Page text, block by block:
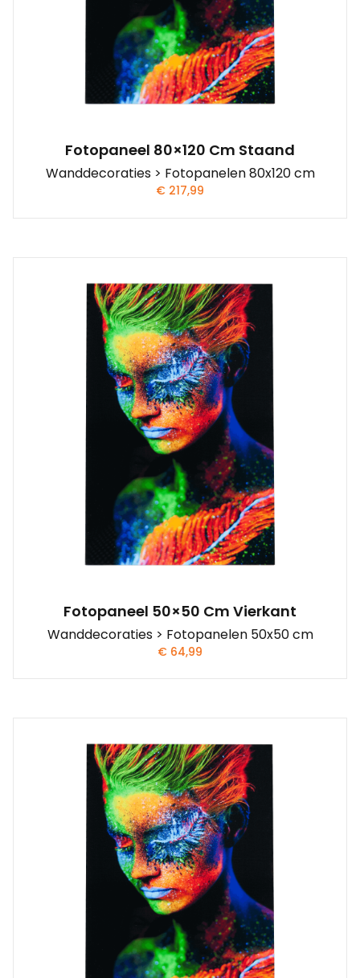
Fotopaneel 80×120 Cm Staand
Wanddecoraties > Fotopanelen 80x120 cm
€ 217,99
Fotopaneel 50×50 Cm Vierkant
Wanddecoraties > Fotopanelen 50x50 cm
€ 64,99